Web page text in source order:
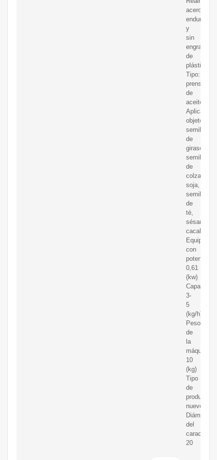
acero
endurecido
y
sin
engranajes
de
plástico
Tipo:
prensa
de
aceite
Aplicable
objetos:
semillas
de
girasol,
semillas
de
colza,
soja,
semillas
de
té,
sésamo,
Equipado
con
potencia:
0,61
(kw)
Capacidad:
3-
5
(kg/h)
Peso
de
la
máquina:
10
(kg)
Tipo
de
producto:
nuevo
Diámetro
del
caracol:
20